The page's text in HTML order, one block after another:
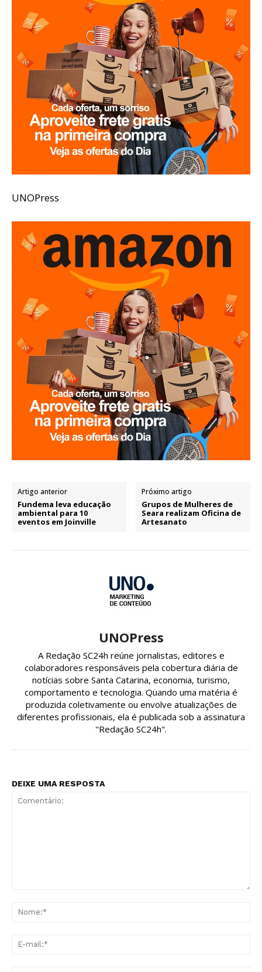
UNOPress
Artigo anterior
Fundema leva educação
ambiental para 10
eventos em Joinville
Próximo artigo
Grupos de Mulheres de
Seara realizam Oficina de
Artesanato
UNOPress
A Redação SC24h reúne jornalistas, editores e
colaboradores responsáveis pela cobertura diária de
notícias sobre Santa Catarina, economia, turismo,
comportamento e tecnologia. Quando uma matéria é
produzida coletivamente ou envolve atualizações de
diferentes profissionais, ela é publicada sob a assinatura
"Redação SC24h".
DEIXE UMA RESPOSTA